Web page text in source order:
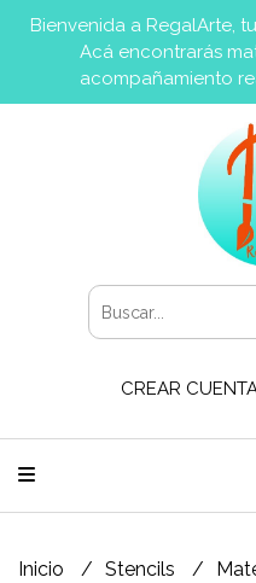
Bienvenida a RegalArte,
Acá encontrarás
acompañamiento
CREAR
Inicio Stencils